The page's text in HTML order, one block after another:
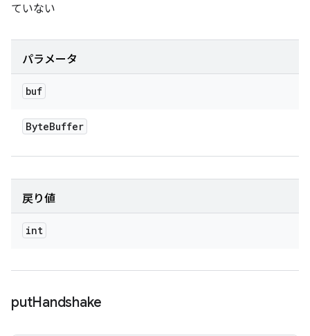
ていない
パラメータ
buf
ByteBuffer
戻り値
int
putHandshake